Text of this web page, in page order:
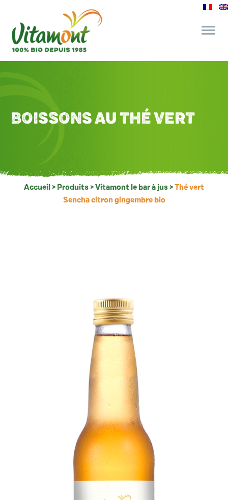
BOISSONS AU THÉ VERT
Accueil > Produits >Vitamont le bar à jus >Thé vert
Sencha citron gingembre bio